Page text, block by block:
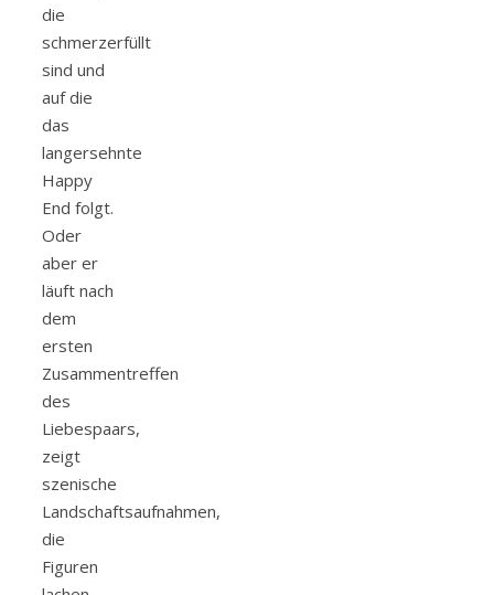
die
schmerzerfüllt
sind und
auf die
das
langersehnte
Happy
End folgt.
Oder
aber er
läuft nach
dem
ersten
Zusammentreffen
des
Liebespaars,
zeigt
szenische
Landschaftsaufnahmen,
die
Figuren